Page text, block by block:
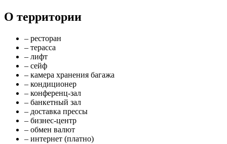
О территории
– ресторан
– терасса
– лифт
– сейф
– камера хранения багажа
– кондиционер
– конференц-зал
– банкетный зал
– доставка прессы
– бизнес-центр
– обмен валют
– интернет (платно)